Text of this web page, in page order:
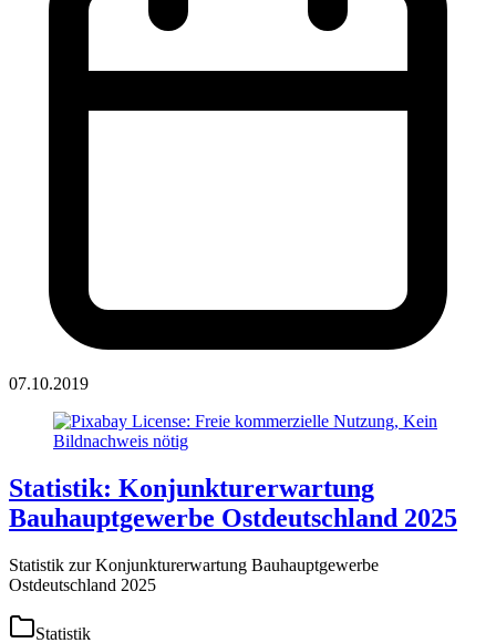
07.10.2019
Statistik: Konjunkturerwartung
Bauhauptgewerbe Ostdeutschland 2025
Statistik zur Konjunkturerwartung Bauhauptgewerbe
Ostdeutschland 2025
Statistik